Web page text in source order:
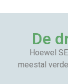
De
Hoewel
meestal